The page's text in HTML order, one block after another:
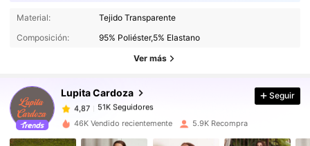
Material:
Tejido Transparente
Composición:
95% Poliéster,5% Elastano
Ver más
Lupita Cardoza
51K Seguidores
51K Seguidores
4,87
51K Seguidores
p***6 seguidoHace 5 horas
4,87
4,87 51K Seguidores
Seguir
46K Vendido recientemente 5.9K Recompra